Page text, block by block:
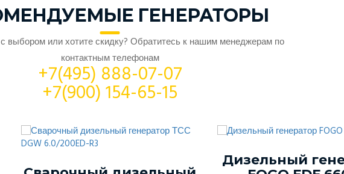
ГЕНЕРАТОРЫ
выбором или хотите скидку? Обратитесь к нашим менеджерам по
контактным телефонам
+7(495) 888-07-07
+7(900) 154-65-15
Дизельный